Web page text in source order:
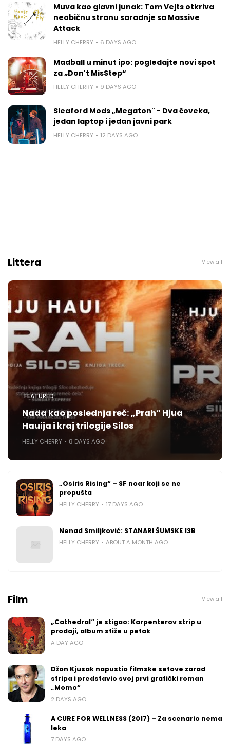
Muva kao glavni junak: Tom Vejts otkriva
neobičnu stranu saradnje sa Massive
Attack
HELLY CHERRY 6 DAYS AGO
Madball u minut ipo: pogledajte novi spot
za „Don't MisStep“
HELLY CHERRY 9 DAYS AGO
Sleaford Mods „Megaton" - Dva čoveka,
jedan laptop i jedan javni park
HELLY CHERRY 12 DAYS AGO
Littera View all
FEATURED
Nada kao poslednja reč: „Prah“ Hjua
Hauija i kraj trilogije Silos
HELLY CHERRY 8 DAYS AGO
„Osiris Rising“ – SF noar koji se ne
propušta
HELLY CHERRY 17 DAYS AGO
Nenad Smiljković: STANARI ŠUMSKE 13B
HELLY CHERRY ABOUT A MONTH AGO
Film View all
„Cathedral“ je stigao: Karpenterov strip u
prodaji, album stiže u petak
A DAY AGO
Džon Kjusak napustio filmske setove zarad
stripa i predstavio svoj prvi grafički roman
„Momo“
2 DAYS AGO
A CURE FOR WELLNESS (2017) – Za scenario nema
leka
7 DAYS AGO